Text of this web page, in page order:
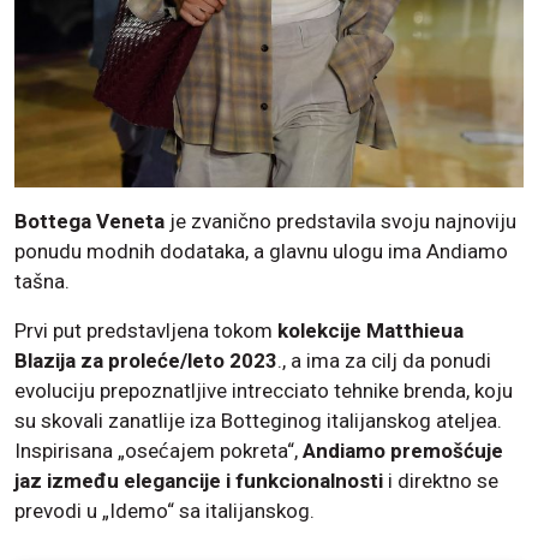
Bottega Veneta je zvanično predstavila svoju najnoviju
ponudu modnih dodataka, a glavnu ulogu ima Andiamo
tašna.
Prvi put predstavljena tokom kolekcije Matthieua
Blazija za proleće/leto 2023., a ima za cilj da ponudi
evoluciju prepoznatljive intrecciato tehnike brenda, koju
su skovali zanatlije iza Botteginog italijanskog ateljea.
Inspirisana „osećajem pokreta“, Andiamo premošćuje
jaz između elegancije i funkcionalnosti i direktno se
prevodi u „Idemo“ sa italijanskog.